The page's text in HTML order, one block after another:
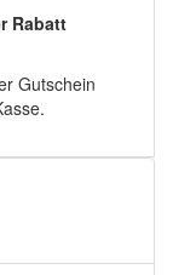
Rabatt
Gutschein